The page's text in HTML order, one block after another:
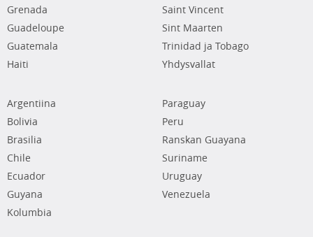
Grenada
Guadeloupe
Guatemala
Haiti
Saint Vincent
Sint Maarten
Trinidad ja Tobago
Yhdysvallat
Argentiina
Bolivia
Brasilia
Chile
Ecuador
Guyana
Kolumbia
Paraguay
Peru
Ranskan Guayana
Suriname
Uruguay
Venezuela